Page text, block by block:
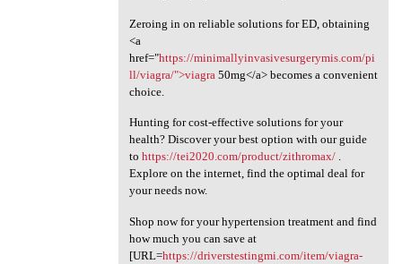
Zeroing in on reliable solutions for ED, obtaining
<a
href="https://minimallyinvasivesurgerymis.com/pi
ll/viagra/">viagra 50mg</a> becomes a convenient
choice.
Hunting for cost-effective solutions for your
health? Discover your best option with our guide
to https://tei2020.com/product/zithromax/.
Explore on the internet, find the optimal deal for
your needs now.
Shop now for your hypertension treatment and find
how much you can save at
[URL=https://driverstestingmi.com/item/viagra-